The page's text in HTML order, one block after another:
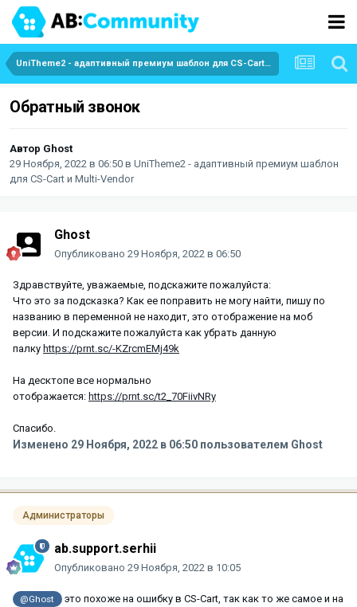
UniTheme2 - адаптивный премиум шаблон для CS-Cart и Multi-Vendor
Обратный звонок
Автор Ghost
29 Ноября, 2022 в 06:50 в UniTheme2 - адаптивный премиум шаблон
для CS-Cart и Multi-Vendor
Ghost
Опубликовано 29 Ноября, 2022 в 06:50
Здравствуйте, уважаемые, подскажите пожалуйста:
Что это за подсказка? Как ее поправить не могу найти, пишу по
названию в переменной не находит, это отображение на моб
версии. И подскажите пожалуйста как убрать данную
палку https://prnt.sc/-KZrcmEMj49k
На десктопе все нормально
отображается: https://prnt.sc/t2_70FiivNRy
Спасибо.
Изменено 29 Ноября, 2022 в 06:50 пользователем Ghost
Администраторы
ab.support.serhii
Опубликовано 29 Ноября, 2022 в 10:05
@Ghost
это похоже на ошибку в CS-Cart, так как то же самое и на